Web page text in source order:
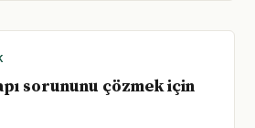
sorununu çözmek için